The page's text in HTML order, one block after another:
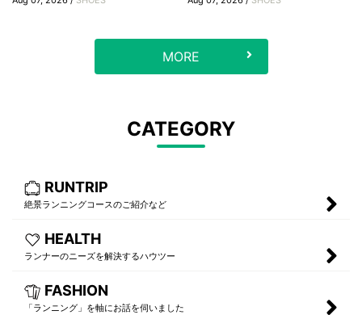
MORE
CATEGORY
RUNTRIP
絶景ランニングコースのご紹介など
HEALTH
ランナーのニーズを解決するハウツー
FASHION
「ランニング」を軸にお話を伺いました